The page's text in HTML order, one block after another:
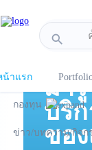
search
น้าแรก
กองทุน
ข่าว/บทความ/กิจ
แนะนำ
มา
บริ
ของ